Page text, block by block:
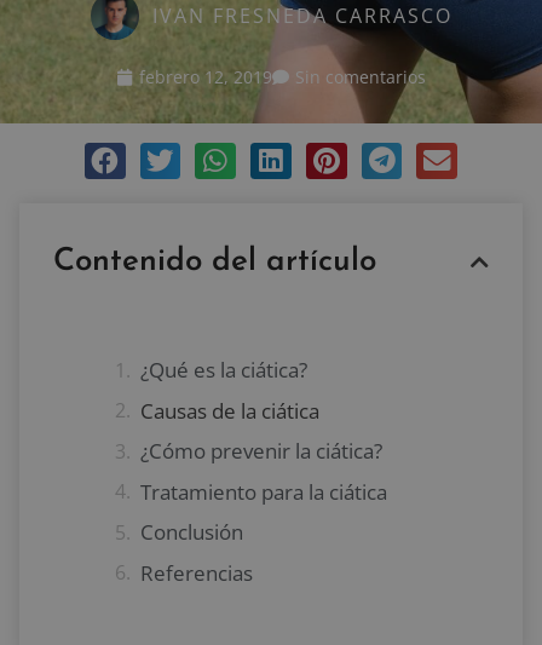
IVAN FRESNEDA CARRASCO
febrero 12, 2019 Sin comentarios
Contenido del artículo
¿Qué es la ciática?
Causas de la ciática
¿Cómo prevenir la ciática?
Tratamiento para la ciática
Conclusión
Referencias